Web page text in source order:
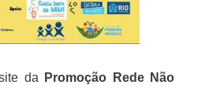
da Promoção
Rede Não